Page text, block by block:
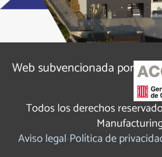
Web subvencionada por
Todos los derechos
Aviso legalPolítica de